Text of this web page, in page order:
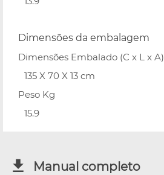
Dimensões da embalagem
Dimensões Embalado (C x L x A)
135 X 70 X 13 cm
Peso Kg
15.9
Manual completo